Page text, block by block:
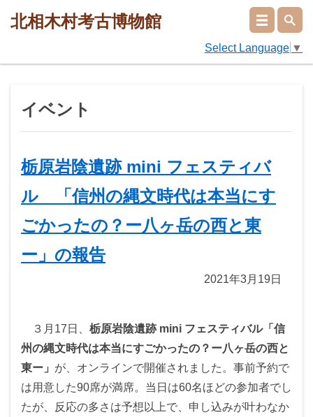
北相木村考古博物館
Select Language ▼
イベント
栃原岩陰遺跡 mini フェスティバ
ル 「信州の縄文時代は本当にす
ごかったの？ー八ヶ岳の西と東
ー」の報告
2021年3月19日
３月17日、 栃原岩陰遺跡 mini フェスティバル「信
州の縄文時代は本当にすごかったの？ー八ヶ岳の西と
東ー」 が、オンラインで開催されました。事前予約で
は用意した90席が満席。当日は60名ほどの参加者でし
たが、反応の多さは予想以上で、申し込みが叶わなか